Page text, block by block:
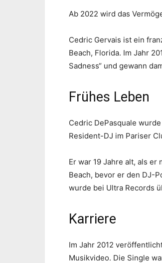
Ab 2022 wird das
Cedric Gervais ist ein
Beach, Florida. Im Jahr
Sadness“ und gewann
Frühes Leben
Cedric DePasquale
Resident-DJ im Pariser
Er war 19 Jahre alt, als
Beach, bevor er den DJ-
wurde bei Ultra Records
Karriere
Im Jahr 2012
Musikvideo. Die Single